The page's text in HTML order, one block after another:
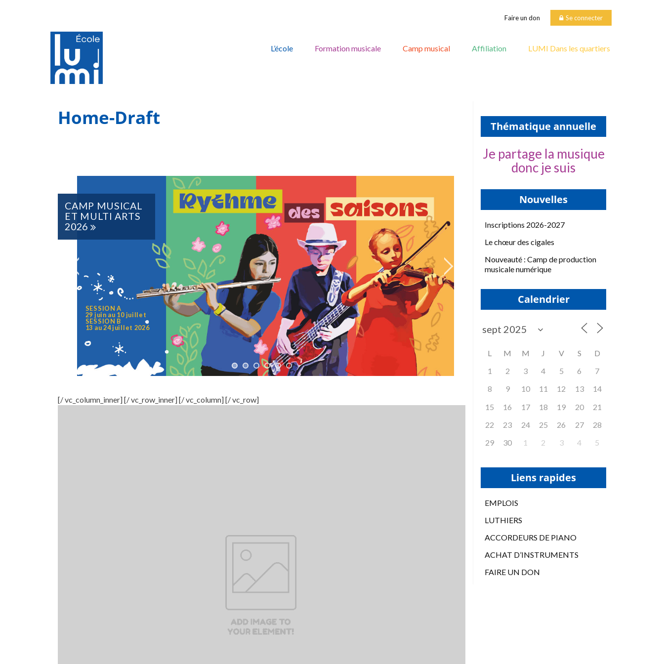
Faire un don Se connecter
content
L’école Formation musicale Camp musical Affiliation LUMI Dans les quartiers
Home-Draft
7 À 17 ANS
17 au 21 août 2026
[/ vc_column_inner] [/ vc_row_inner] [/ vc_column] [/ vc_row]
Thématique annuelle
Je partage la musique
donc je suis
Nouvelles
Inscriptions 2026-2027
Le chœur des cigales
Nouveauté : Camp de production
musicale numérique
Calendrier
L M M J V S
D
1
2 3 4 5 6
7
8
9 10 11 12 13
14
15
16 17 18 19 20
21
22
23 24 25 26 27
28
29
30 1 2 3 4 5
Liens rapides
EMPLOIS
LUTHIERS
ACCORDEURS DE PIANO
ACHAT D’INSTRUMENTS
FAIRE UN DON